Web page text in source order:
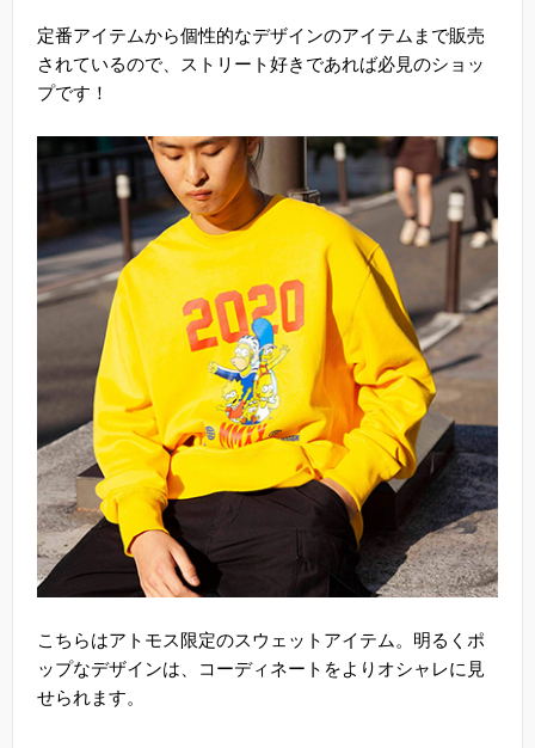
定番アイテムから個性的なデザインのアイテムまで販売
されているので、ストリート好きであれば必見のショッ
プです！
こちらはアトモス限定のスウェットアイテム。明るくポ
ップなデザインは、コーディネートをよりオシャレに見
せられます。